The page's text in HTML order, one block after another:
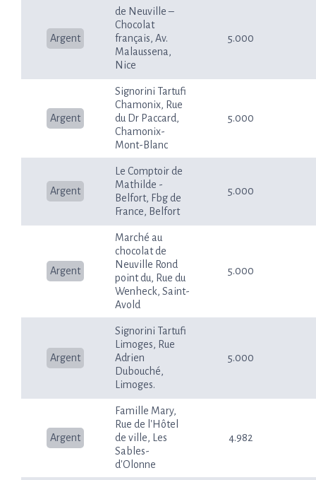
Argent
de Neuville –
Chocolat
français, Av.
Malaussena,
Nice
5.000
Argent
Signorini Tartufi
Chamonix, Rue
du Dr Paccard,
Chamonix-
Mont-Blanc
5.000
Argent
Le Comptoir de
Mathilde -
Belfort, Fbg de
France, Belfort
5.000
Argent
Marché au
chocolat de
Neuville Rond
point du, Rue du
Wenheck, Saint-
Avold
5.000
Argent
Signorini Tartufi
Limoges, Rue
Adrien
Dubouché,
Limoges.
5.000
Argent
Famille Mary,
Rue de l'Hôtel
de ville, Les
Sables-
d'Olonne
4.982